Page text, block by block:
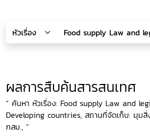
ผลการสืบค้นสารสนเทศ
“ ค้นหา หัวเรื่อง: Food supply Law and
Developing countries, สถานที่จัดเก็บ: มุม
กสม., ”